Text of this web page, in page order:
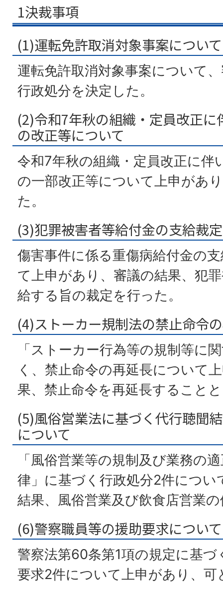
1決裁事項
(1)運転免許取消対象事案について
運転免許取消対象事案について
行政処分を決定した。
(2)令和7年秋の組織・定員改正
の改正等について
令和7年秋の組織・定員改正に伴
の一部改正等について上申があ
た。
(3)犯罪被害者等給付金の支給裁
傷害事件に係る重傷病給付金の
て上申があり、審議の結果、犯
給する旨の裁定を行った。
(4)ストーカー規制法の禁止命令
「ストーカー行為等の規制等に
く、禁止命令の再延長について
果、禁止命令を再延長すること
(5)風俗営業法に基づく代行聴聞
について
「風俗営業等の規制及び業務の
律」に基づく行政処分2件につい
結果、風俗営業及び飲食店営業
(6)警察職員等の援助要求について
警察法第60条第1項の規定に基づ
要求2件について上申があり、可